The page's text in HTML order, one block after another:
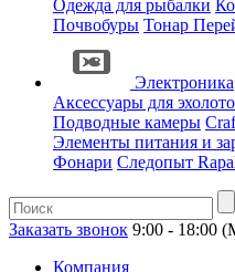
Одежда для рыбалки
Почвобуры Тонар
Электроника
Аксессуары для
Подводные камеры
Элементы питания и
Фонари Следопыт
Заказать звонок 9:00 - 18:00
Компания